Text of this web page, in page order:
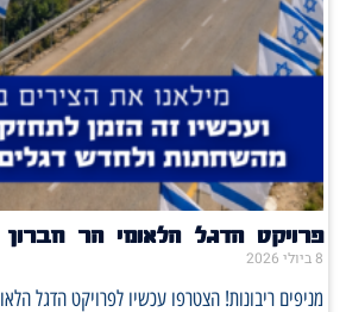
פרויקט הדגל הלאומי הר חברון
8 ביולי 2026
מניפים ריבונות! הצטרפו עכשיו לפרויקט הדגל